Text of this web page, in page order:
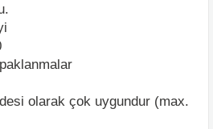
olarak çok uygundur (max.